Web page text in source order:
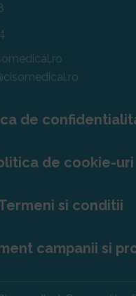
de
de cookie-uri
si conditii
campanii si